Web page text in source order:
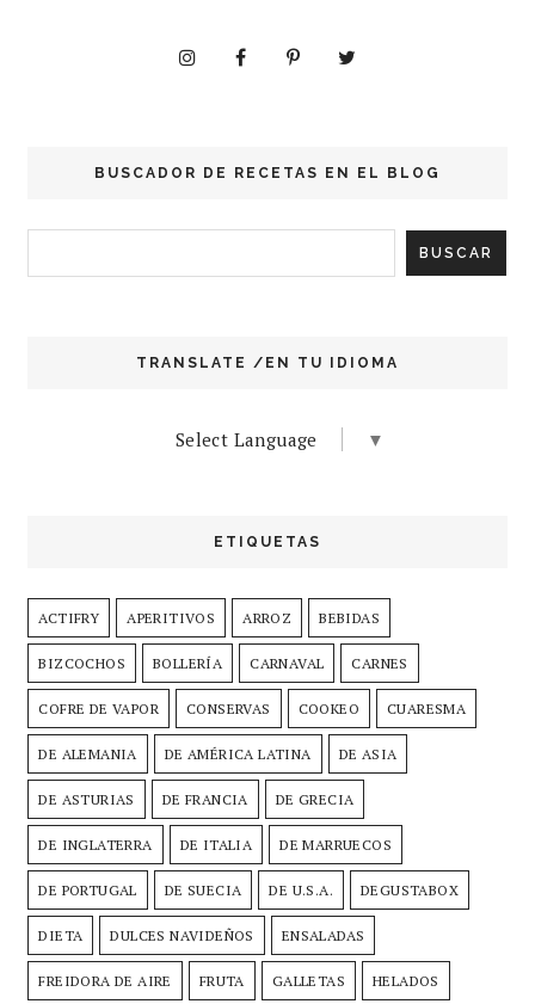
BUSCADOR DE RECETAS EN EL BLOG
TRANSLATE /EN TU IDIOMA
Select Language ▼
ETIQUETAS
ACTIFRY APERITIVOS ARROZ BEBIDAS
BIZCOCHOS BOLLERÍA CARNAVAL CARNES
COFRE DE VAPOR CONSERVAS COOKEO CUARESMA
DE ALEMANIA DE AMÉRICA LATINA DE ASIA
DE ASTURIAS DE FRANCIA DE GRECIA
DE INGLATERRA DE ITALIA DE MARRUECOS
DE PORTUGAL DE SUECIA DE U.S.A. DEGUSTABOX
DIETA DULCES NAVIDEÑOS ENSALADAS
FREIDORA DE AIRE FRUTA GALLETAS HELADOS